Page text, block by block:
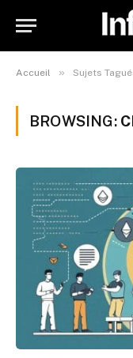
Accueil » Sujets
BROWSING: